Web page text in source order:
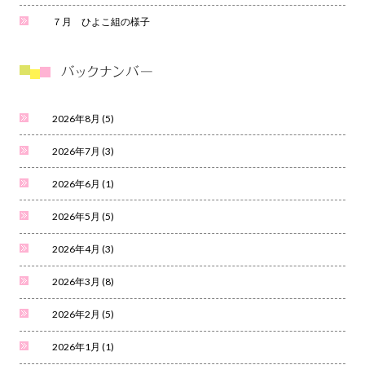
７月 ひよこ組の様子
2026年8月 (5)
2026年7月 (3)
2026年6月 (1)
2026年5月 (5)
2026年4月 (3)
2026年3月 (8)
2026年2月 (5)
2026年1月 (1)